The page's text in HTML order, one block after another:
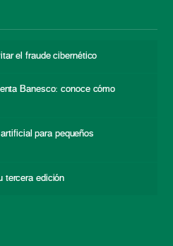
el fraude cibernético
Banesco: conoce cómo
para pequeños
tercera edición